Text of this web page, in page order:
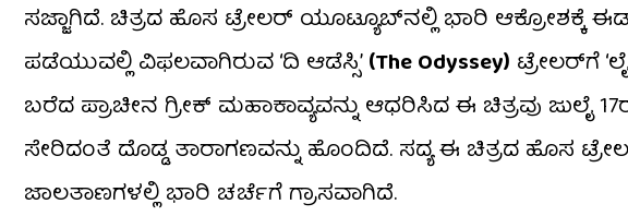
ಸಜ್ಜಾಗಿದೆ. ಚಿತ್ರದ ಹೊಸ ಟ್ರೇಲರ್ ಯೂಟ್ಯೂಬ್‌ನಲ್ಲಿ ಭಾರಿ ಆಕ್ರೋಶಕ್ಕೆ
ಪಡೆಯುವಲ್ಲಿ ವಿಫಲವಾಗಿರುವ ‘ದಿ ಆಡೆಸ್ಸಿ’(The Odyssey) ಟ್ರೇಲರ್‌ಗೆ
ಬರೆದ ಪ್ರಾಚೀನ ಗ್ರೀಕ್ ಮಹಾಕಾವ್ಯವನ್ನು ಆಧರಿಸಿದ ಈ ಚಿತ್ರವು
ಸೇರಿದಂತೆ ದೊಡ್ಡ ತಾರಾಗಣವನ್ನು ಹೊಂದಿದೆ. ಸದ್ಯ ಈ ಚಿತ್ರದ ಹೊಸ
ಜಾಲತಾಣಗಳಲ್ಲಿ ಭಾರಿ ಚರ್ಚೆಗೆ ಗ್ರಾಸವಾಗಿದೆ.